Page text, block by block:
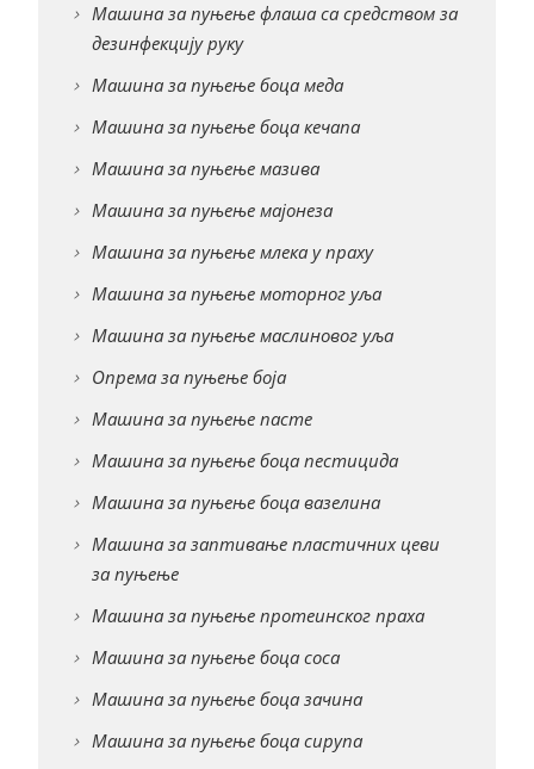
Машина за пуњење флаша са средством за
дезинфекцију руку
Машина за пуњење боца меда
Машина за пуњење боца кечапа
Машина за пуњење мазива
Машина за пуњење мајонеза
Машина за пуњење млека у праху
Машина за пуњење моторног уља
Машина за пуњење маслиновог уља
Опрема за пуњење боја
Машина за пуњење пасте
Машина за пуњење боца пестицида
Машина за пуњење боца вазелина
Машина за заптивање пластичних цеви
за пуњење
Машина за пуњење протеинског праха
Машина за пуњење боца соса
Машина за пуњење боца зачина
Машина за пуњење боца сирупа